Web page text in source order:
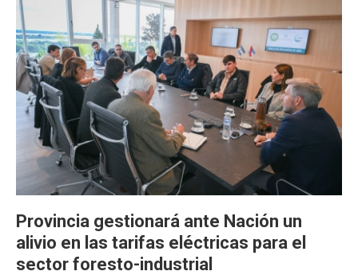
Provincia gestionará ante Nación un
alivio en las tarifas eléctricas para el
sector foresto-industrial